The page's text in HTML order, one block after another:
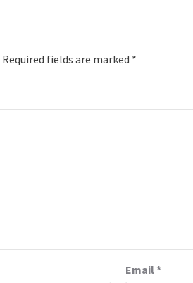
Required fields are marked *
Email*